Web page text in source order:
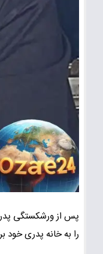
پس از ورشکستگی
را به خانه پدری خود